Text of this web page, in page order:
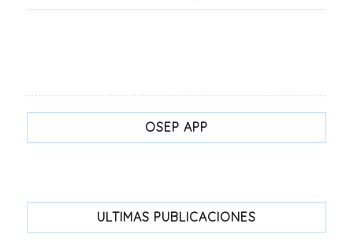
OSEP APP
ULTIMAS PUBLICACIONES